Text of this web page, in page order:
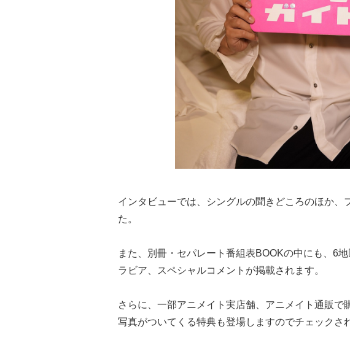
インタビューでは、シングルの聞きどころのほか、
た。
また、別冊・セパレート番組表BOOKの中にも、6
ラビア、スペシャルコメントが掲載されます。
さらに、一部アニメイト実店舗、アニメイト通販で
写真がついてくる特典も登場しますのでチェックさ